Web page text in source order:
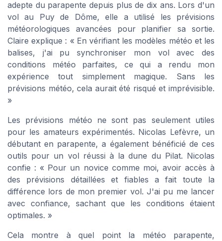
adepte du parapente depuis plus de dix ans. Lors d'un
vol au Puy de Dôme, elle a utilisé les prévisions
météorologiques avancées pour planifier sa sortie.
Claire explique : « En vérifiant les modèles météo et les
balises, j'ai pu synchroniser mon vol avec des
conditions météo parfaites, ce qui a rendu mon
expérience tout simplement magique. Sans les
prévisions météo, cela aurait été risqué et imprévisible.
»
Les prévisions météo ne sont pas seulement utiles
pour les amateurs expérimentés. Nicolas Lefèvre, un
débutant en parapente, a également bénéficié de ces
outils pour un vol réussi à la dune du Pilat. Nicolas
confie : « Pour un novice comme moi, avoir accès à
des prévisions détaillées et fiables a fait toute la
différence lors de mon premier vol. J'ai pu me lancer
avec confiance, sachant que les conditions étaient
optimales. »
Cela montre à quel point la météo parapente,